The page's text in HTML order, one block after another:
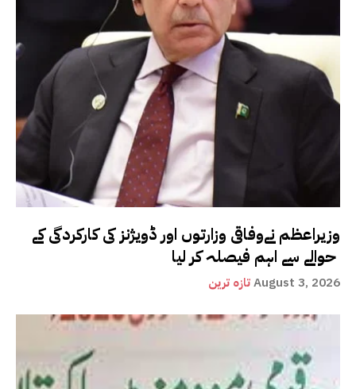
وزیراعظم نےوفاقی وزارتوں اور ڈویژنز کی کارکردگی کے
تازہ ترینAugust 3, 2026